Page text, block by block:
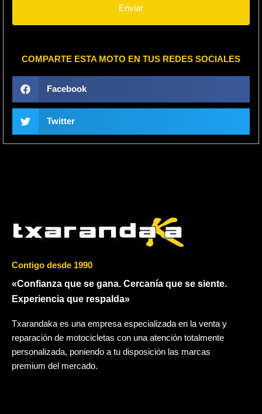
Enviar
COMPARTE ESTA MOTO EN TUS REDES SOCIALES
Facebook
Twitter
Contigo desde 1990
«Confianza que se gana. Cercanía que se siente.
Experiencia que respalda»
Txarandaka es una empresa especializada en la venta y
reparación de motocicletas con una atención totalmente
personalizada, poniendo a tu disposición las marcas
premium del mercado.